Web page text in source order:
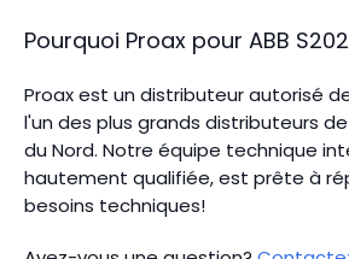
Pourquoi Proax pour ABB
Proax est un distributeur autorisé de
l'un des plus grands distributeurs
du Nord. Notre équipe technique
hautement qualifiée, est prête à
besoins techniques!